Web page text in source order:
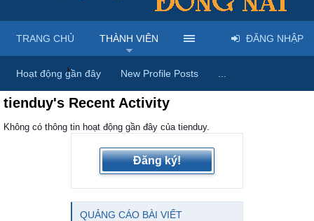
Trang chủ Thành viên
tienduy's Recent Activity
Không có thông tin hoạt động gần đây của tienduy.
Đăng ký!
QUẢNG CÁO BÀI VIẾT
TRANG CHỦ THÀNH VIÊN
Hoạt động gần đây New Profile Posts
ĐĂNG NHẬP